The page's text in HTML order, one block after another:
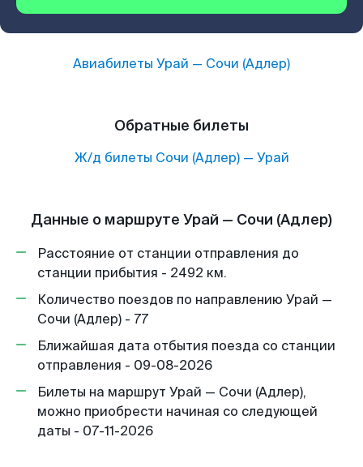
Авиабилеты Урай — Сочи (Адлер)
Обратные билеты
Ж/д билеты Сочи (Адлер)— Урай
Данные о маршруте Урай — Сочи (Адлер)
Расстояние от станции отправления до
станции прибытия - 2492 км.
Количество поездов по направлению Урай —
Сочи (Адлер) - 77
Ближайшая дата отбытия поезда со станции
отправления - 09-08-2026
Билеты на маршрут Урай — Сочи (Адлер),
можно приобрести начиная со следующей
даты - 07-11-2026